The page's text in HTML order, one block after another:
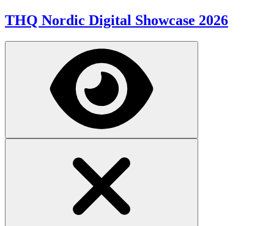
THQ Nordic Digital Showcase 2026